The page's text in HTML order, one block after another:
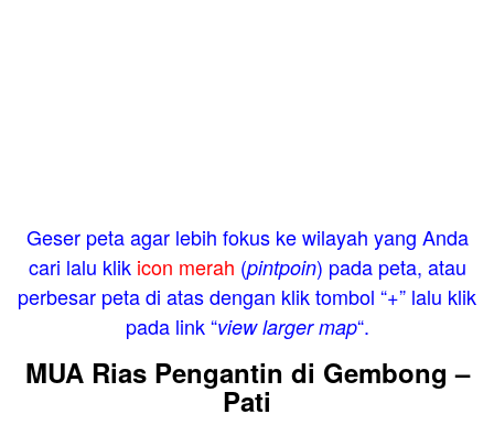
Geser peta agar lebih fokus ke wilayah yang Anda
cari lalu klik icon merah (pintpoin) pada peta, atau
perbesar peta di atas dengan klik tombol “+” lalu klik
pada link “view larger map“.
MUA Rias Pengantin di Gembong –
Pati